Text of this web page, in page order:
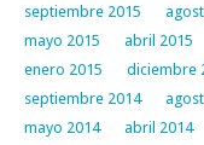
septiembre 2015
mayo 2015
abril 2015
enero 2015
diciembre
septiembre 2014
mayo 2014
abril 2014